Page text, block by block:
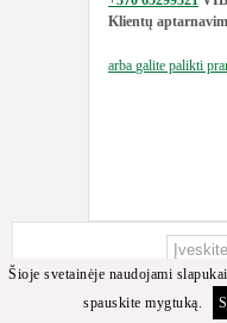
Klientų
arba galite palikti
Šioje svetainėje naudojami
spauskite mygtuką.